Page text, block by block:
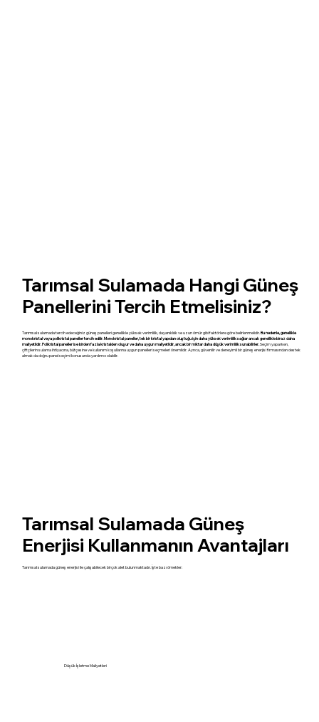
Tarımsal Sulamada Hangi Güneş
Panellerini Tercih Etmelisiniz?
Tarımsal sulamada tercih edeceğiniz güneş panelleri genellikle yüksek verimlilik, dayanıklılık ve uzun ömür gibi faktörlere göre belirlenmelidir.Bu nedenle, genellikle
monokristal veya polikristal paneller tercih edilir. Monokristal paneller, tek bir kristal yapıdan oluştuğu için daha yüksek verimlilik sağlar ancak genellikle biraz daha
maliyetlidir. Polikristal paneller ise birden fazla kristalden oluşur ve daha uygun maliyetlidir, ancak bir miktar daha düşük verimlilik sunabilirler. Seçim yaparken,
çiftçilerin sulama ihtiyacına, bütçesine ve kullanım koşullarına uygun panelleri seçmeleri önemlidir. Ayrıca, güvenilir ve deneyimli bir güneş enerjisi firmasından destek
almak da doğru panel seçimi konusunda yardımcı olabilir.
Tarımsal Sulamada Güneş
Enerjisi Kullanmanın Avantajları
Tarımsal sulamada güneş enerjisi ile çalışabilecek birçok alet bulunmaktadır. İşte bazı örnekler:
Düşük İşletme Maliyetleri